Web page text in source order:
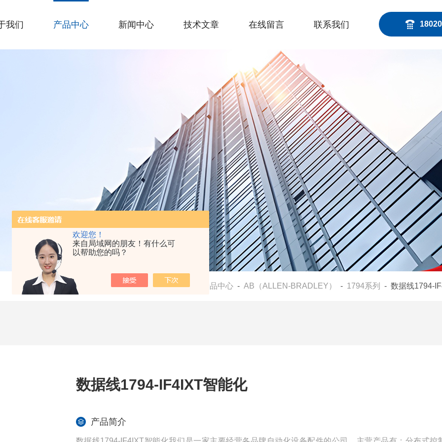
欢迎您！
来自局域网的朋友！有什么可
以帮助您的吗？
我们 产品中心 新闻中心 技术文章 在线留言 联系我们
当前位置：首页 产品中心 - AB（ALLEN-BRADLEY） - 1794系列 - 数据线1794-
数据线1794-IF4IXT智能化
产品简介